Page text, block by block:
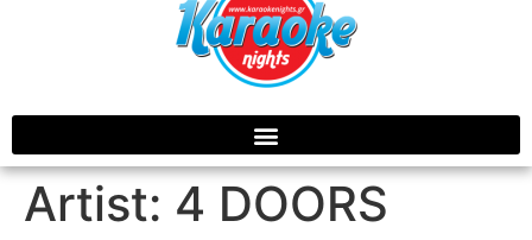
Artist: 4 DOORS